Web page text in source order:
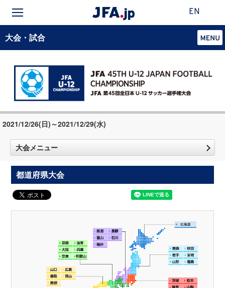
EN
大会・試合
2021/12/26(日)～2021/12/29(水)
大会メニュー
都道府県大会